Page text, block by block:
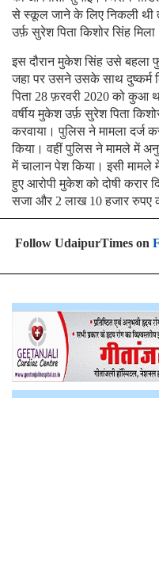
से स्कूल जाने के लिए निकली थी
उर्फ़ सुरेश पिता किशोर सिंह
इस दौरान मुकेश सिंह उसे
जहा पर उसने उसके साथ दुष्कर्म
पिता 28 फ़रवरी 2020 को कुआ
वर्षीय मुकेश उर्फ़ सुरेश पिता
करवाया। पुलिस ने मामला दर्ज
किया। वहीं पुलिस ने मामले में
में चालान पेश किया। इसी
हुए आरोपी मुकेश को दोषी करार
सजा और 2 लाख 10 हजार रुपए
Follow UdaipurTimes on